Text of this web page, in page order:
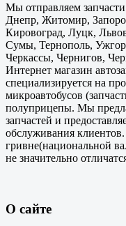
Мы отправляем
Днепр, Житомир,
Кировоград, Луцк,
Сумы, Тернополь,
Черкассы, Чернигов,
Интернет магазин
специализируется на
микроавтобусов
полуприцепы. Мы
запчастей и
обслуживания
гривне(национальной
не значительно
О сайте